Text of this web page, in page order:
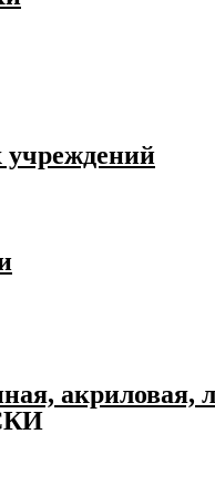
учреждений
акриловая,